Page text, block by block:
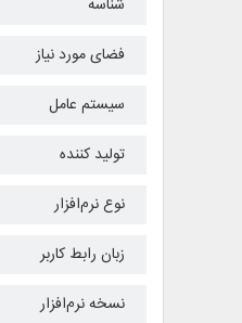
شناسه
فضای مورد نیاز
سیستم عامل
تولید کننده
نوع نرم‌افزار
زبان رابط کاربر
نسخه نرم‌افزار